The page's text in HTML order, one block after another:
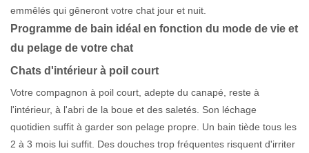
emmêlés qui gêneront votre chat jour et nuit.
Programme de bain idéal en fonction du mode de vie et
du pelage de votre chat
Chats d'intérieur à poil court
Votre compagnon à poil court, adepte du canapé, reste à
l'intérieur, à l'abri de la boue et des saletés. Son léchage
quotidien suffit à garder son pelage propre. Un bain tiède tous les
2 à 3 mois lui suffit. Des douches trop fréquentes risquent d'irriter